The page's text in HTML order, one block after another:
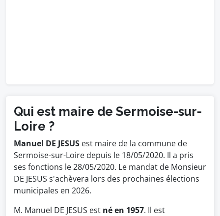
Qui est maire de Sermoise-sur-
Loire ?
Manuel DE JESUS est maire de la commune de
Sermoise-sur-Loire depuis le 18/05/2020. Il a pris
ses fonctions le 28/05/2020. Le mandat de Monsieur
DE JESUS s'achèvera lors des prochaines élections
municipales en 2026.
M. Manuel DE JESUS est né en 1957. Il est